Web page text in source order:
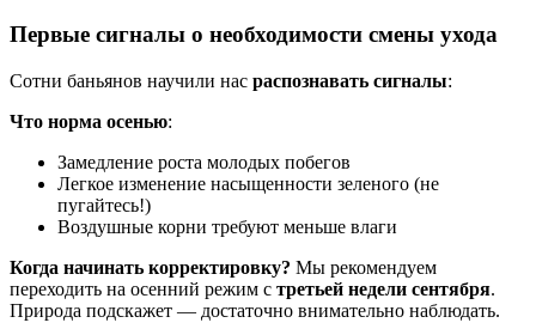
Первые сигналы о необходимости смены ухода
Сотни баньянов научили нас распознавать сигналы:
Что норма осенью:
Замедление роста молодых побегов
Легкое изменение насыщенности зеленого (не
пугайтесь!)
Воздушные корни требуют меньше влаги
Когда начинать корректировку? Мы рекомендуем
переходить на осенний режим с третьей недели сентября.
Природа подскажет — достаточно внимательно наблюдать.